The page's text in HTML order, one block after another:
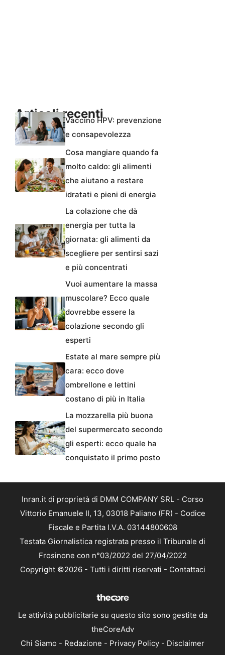
Articoli recentiVaccino HPV: prevenzione
e consapevolezza
Cosa mangiare quando fa
molto caldo: gli alimenti
che aiutano a restare
idratati e pieni di energia
La colazione che dà
energia per tutta la
giornata: gli alimenti da
scegliere per sentirsi sazi
e più concentrati
Vuoi aumentare la massa
muscolare? Ecco quale
dovrebbe essere la
colazione secondo gli
esperti
Estate al mare sempre più
cara: ecco dove
ombrellone e lettini
costano di più in Italia
La mozzarella più buona
del supermercato secondo
gli esperti: ecco quale ha
conquistato il primo posto
Inran.it di proprietà di DMM COMPANY SRL - Corso
Vittorio Emanuele II, 13, 03018 Paliano (FR) - Codice
Fiscale e Partita I.V.A. 03144800608
Testata Giornalistica registrata presso il Tribunale di
Frosinone con n°03/2022 del 27/04/2022
Copyright ©2026 - Tutti i diritti riservati - Contattaci
Le attività pubblicitarie su questo sito sono gestite da
theCoreAdv
Chi Siamo - Redazione - Privacy Policy - Disclaimer